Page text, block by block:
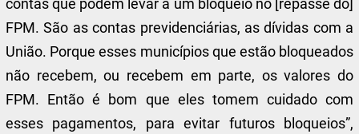
contas que podem levar a um bloqueio no [repasse do]
FPM. São as contas previdenciárias, as dívidas com a
União. Porque esses municípios que estão bloqueados
não recebem, ou recebem em parte, os valores do
FPM. Então é bom que eles tomem cuidado com
esses pagamentos, para evitar futuros bloqueios”,